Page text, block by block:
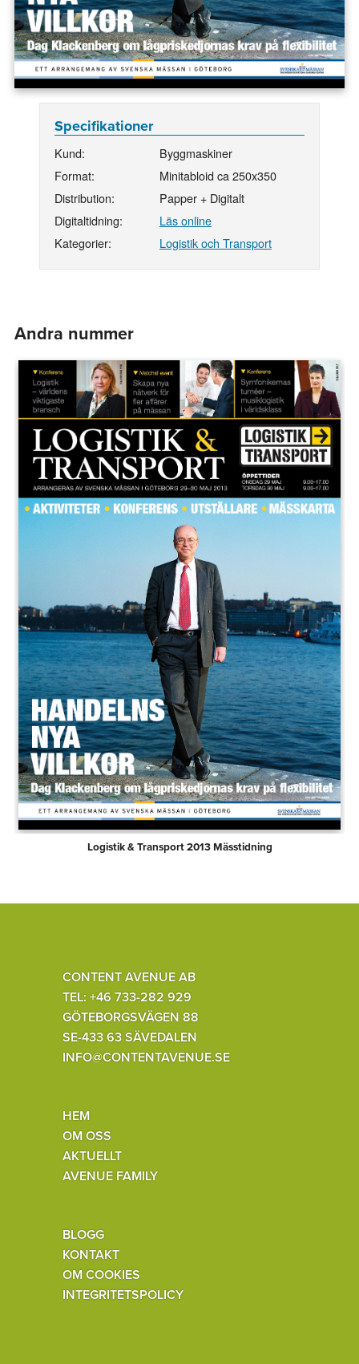
Specifikationer
Kund:
Byggmaskiner
Format:
Minitabloid ca 250x350
Distribution:
Papper + Digitalt
Digitaltidning:
Läs online
Kategorier:
Logistik och Transport
Andra nummer
Logistik & Transport 2013 Mässtidning
CONTENT AVENUE AB
TEL: +46 733-282 929
GÖTEBORGSVÄGEN 88
SE-433 63 SÄVEDALEN
INFO@CONTENTAVENUE.SE
HEM
OM OSS
AKTUELLT
AVENUE FAMILY
BLOGG
KONTAKT
OM COOKIES
INTEGRITETSPOLICY